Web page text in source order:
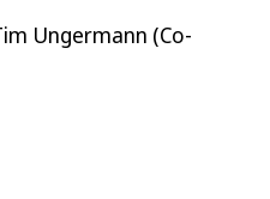
Ungermann (Co-